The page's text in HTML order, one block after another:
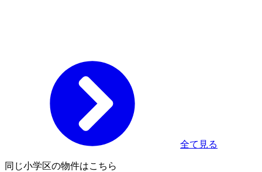
全て見る
同じ小学区の物件はこちら